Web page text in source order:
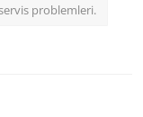
problemleri.